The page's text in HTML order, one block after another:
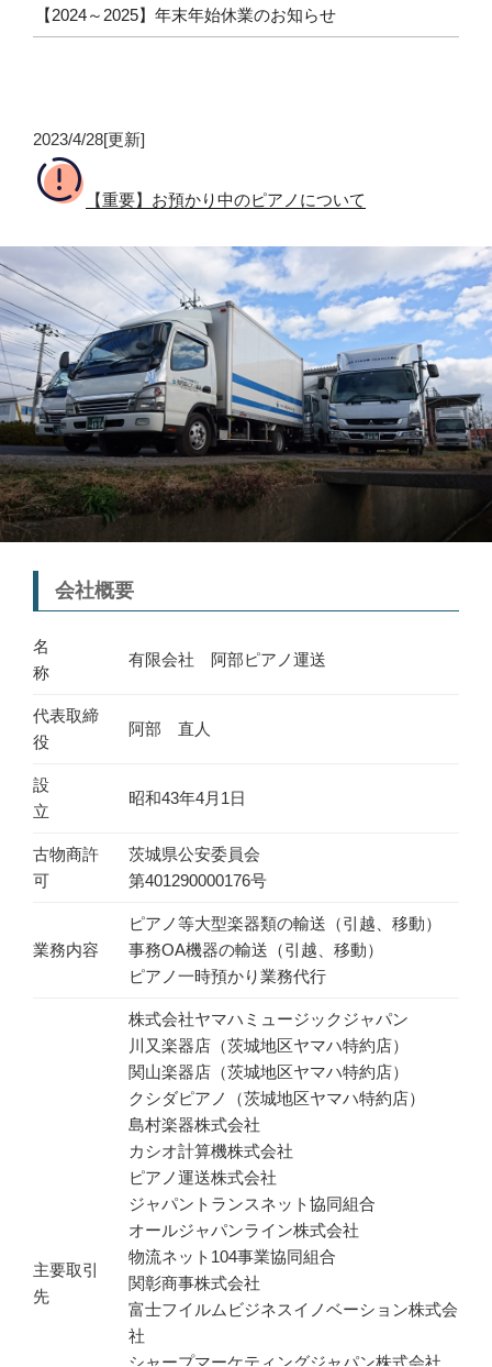
【2024～2025】年末年始休業のお知らせ
2023/4/28[更新]
【重要】お預かり中のピアノについて
会社概要
名
称
有限会社 阿部ピアノ運送
代表取締
役
阿部 直人
設
立
昭和43年4月1日
古物商許
可
茨城県公安委員会
第401290000176号
業務内容
ピアノ等大型楽器類の輸送（引越、移動）
事務OA機器の輸送（引越、移動）
ピアノ一時預かり業務代行
主要取引
先
株式会社ヤマハミュージックジャパン
川又楽器店（茨城地区ヤマハ特約店）
関山楽器店（茨城地区ヤマハ特約店）
クシダピアノ（茨城地区ヤマハ特約店）
島村楽器株式会社
カシオ計算機株式会社
ピアノ運送株式会社
ジャパントランスネット協同組合
オールジャパンライン株式会社
物流ネット104事業協同組合
関彰商事株式会社
富士フイルムビジネスイノベーション株式会
社
シャープマーケティングジャパン株式会社